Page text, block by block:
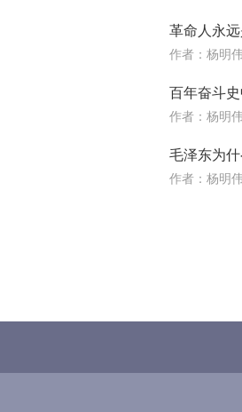
革命人永
作者：杨明伟
百年奋斗
作者：杨明伟
毛泽东为
作者：杨明伟